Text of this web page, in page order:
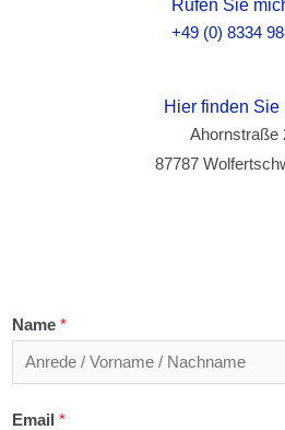
Rufen Sie
+49 (0) 8334
Hier finden Sie
Ahornstraße
87787
Name *
Email *